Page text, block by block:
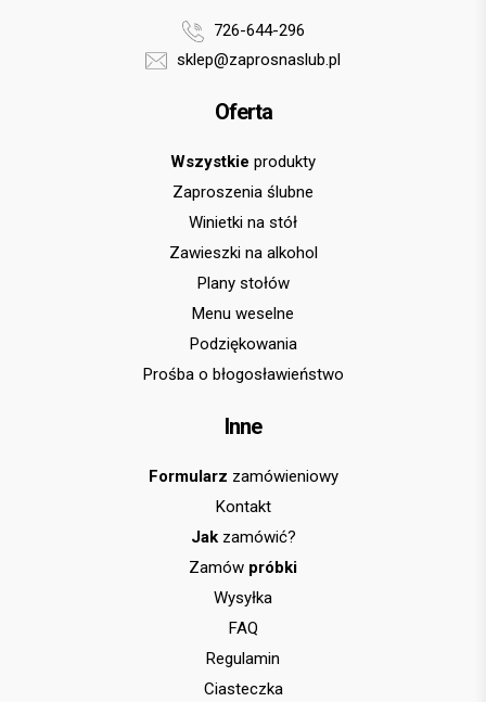
726-644-296
sklep@zaprosnaslub.pl
Oferta
Wszystkie produkty
Zaproszenia ślubne
Winietki na stół
Zawieszki na alkohol
Plany stołów
Menu weselne
Podziękowania
Prośba o błogosławieństwo
Inne
Formularz zamówieniowy
Kontakt
Jakzamówić?
Zamów próbki
Wysyłka
FAQ
Regulamin
Ciasteczka